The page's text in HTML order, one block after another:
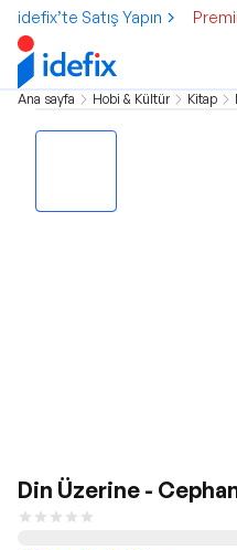
idefix’te Satış Yapın
Ana sayfa Hobi & Kültür Kitap
Din Üzerine -